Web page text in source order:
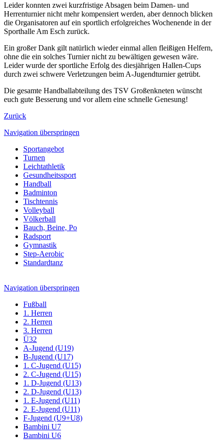
Leider konnten zwei kurzfristige Absagen beim Damen- und
Herrenturnier nicht mehr kompensiert werden, aber dennoch blicken
die Organisatoren auf ein sportlich erfolgreiches Wochenende in der
Sporthalle Am Esch zurück.
Ein großer Dank gilt natürlich wieder einmal allen fleißigen Helfern,
ohne die ein solches Turnier nicht zu bewältigen gewesen wäre.
Leider wurde der sportliche Erfolg des diesjährigen Hallen-Cups
durch zwei schwere Verletzungen beim A-Jugendturnier getrübt.
Die gesamte Handballabteilung des TSV Großenkneten wünscht
euch gute Besserung und vor allem eine schnelle Genesung!
Zurück
Navigation überspringen
Sportangebot
Turnen
Leichtathletik
Gesundheitssport
Handball
Badminton
Tischtennis
Volleyball
Völkerball
Bauch, Beine, Po
Radsport
Gymnastik
Step-Aerobic
Standardtanz
Navigation überspringen
Fußball
1. Herren
2. Herren
3. Herren
Ü32
A-Jugend (U19)
B-Jugend (U17)
1. C-Jugend (U15)
2. C-Jugend (U15)
1. D-Jugend (U13)
2. D-Jugend (U13)
1. E-Jugend (U11)
2. E-Jugend (U11)
F-Jugend (U9+U8)
Bambini U7
Bambini U6